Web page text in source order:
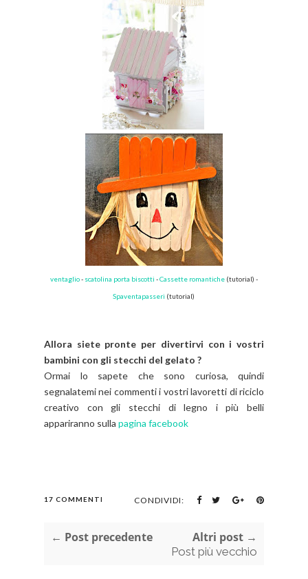
ventaglio- scatolina porta biscotti -Cassette romantiche (tutorial) -
Spaventapasseri (tutorial)
Allora siete pronte per divertirvi con i vostri
bambini con gli stecchi del gelato ?
Ormai lo sapete che sono curiosa, quindi
segnalatemi nei commenti i vostri lavoretti di riciclo
creativo con gli stecchi di legno i più belli
appariranno sulla pagina facebook
17 COMMENTI CONDIVIDI:
← Post precedente Altri post →
Post più vecchio